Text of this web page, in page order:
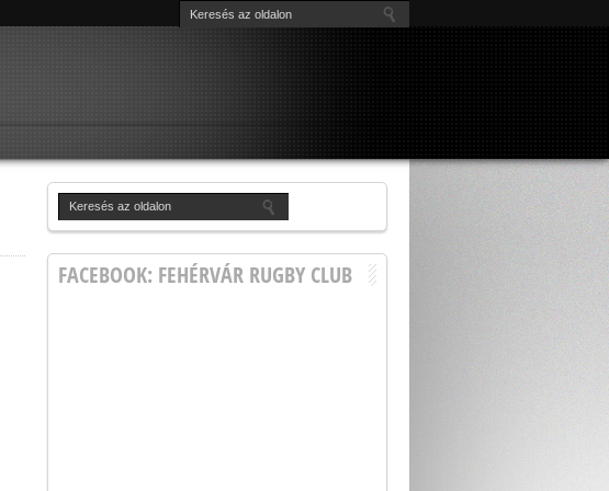
FACEBOOK: FEHÉRVÁR RUGBY CLUB